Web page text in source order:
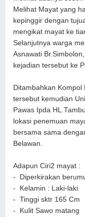
Melihat Mayat yang
kepinggir dengan
mengikat mayat ke
Selanjutnya warga
Asnawati
kejadian tersebut ke
Ditambahkan
tersebut kemudian
Pawas Ipda
lokasi penemuan
bersama sama
Belawan.
Adapun Ciri2 mayat :
- Diperkirakan
- Kelamin : Laki-laki
- Tinggi sktr 165 Cm
- Kulit Sawo matang